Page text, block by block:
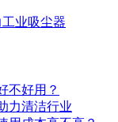
业吸尘器
不好用？
力清洁行业